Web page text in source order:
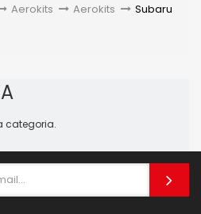
Aerokits > Aerokits > Subaru
categoria.